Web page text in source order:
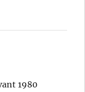
1980